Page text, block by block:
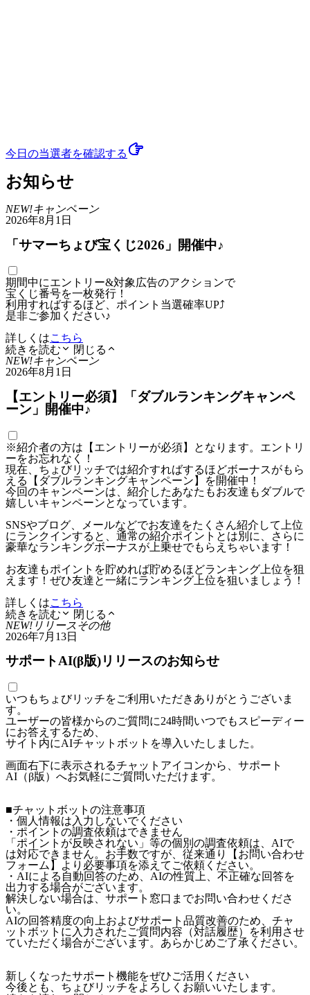
今日の当選者を確認する
お知らせ
NEW!キャンペーン
2026年8月1日
「サマーちょび宝くじ2026」開催中♪
期間中にエントリー&対象広告のアクションで
宝くじ番号を一枚発行！
利用すればするほど、ポイント当選確率UP⤴
是非ご参加ください♪
詳しくはこちら
続きを読む
閉じる
NEW!キャンペーン
2026年8月1日
【エントリー必須】「ダブルランキングキャンペ
ーン」開催中♪
※紹介者の方は【エントリーが必須】となります。エントリ
ーをお忘れなく！
現在、ちょびリッチでは紹介すればするほどボーナスがもら
える【ダブルランキングキャンペーン】を開催中！
今回のキャンペーンは、紹介したあなたもお友達もダブルで
嬉しいキャンペーンとなっています。
SNSやブログ、メールなどでお友達をたくさん紹介して上位
にランクインすると、通常の紹介ポイントとは別に、さらに
豪華なランキングボーナスが上乗せでもらえちゃいます！
お友達もポイントを貯めれば貯めるほどランキング上位を狙
えます！ぜひ友達と一緒にランキング上位を狙いましょう！
詳しくはこちら
続きを読む
閉じる
NEW! リリースその他
2026年7月13日
サポートAI(β版)リリースのお知らせ
いつもちょびリッチをご利用いただきありがとうございま
す。
ユーザーの皆様からのご質問に24時間いつでもスピーディー
にお答えするため、
サイト内にAIチャットボットを導入いたしました。
画面右下に表示されるチャットアイコンから、サポート
AI（β版）へお気軽にご質問いただけます。
■チャットボットの注意事項
・個人情報は入力しないでください
・ポイントの調査依頼はできません
「ポイントが反映されない」等の個別の調査依頼は、AIで
は対応できません。お手数ですが、従来通り【お問い合わせ
フォーム】より必要事項を添えてご依頼ください。
・AIによる自動回答のため、AIの性質上、不正確な回答を
出力する場合がございます。
解決しない場合は、サポート窓口までお問い合わせくださ
い。
AIの回答精度の向上およびサポート品質改善のため、チャ
ットボットに入力されたご質問内容（対話履歴）を利用させ
ていただく場合がございます。あらかじめご了承ください。
新しくなったサポート機能をぜひご活用ください
今後とも、ちょびリッチをよろしくお願いいたします。